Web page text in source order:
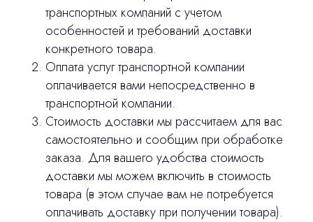
транспортных компаний с учетом
особенностей и требований доставки
конкретного товара.
Оплата услуг транспортной компании
оплачивается вами непосредственно в
транспортной компании.
Стоимость доставки мы рассчитаем для вас
самостоятельно и сообщим при обработке
заказа. Для вашего удобства стоимость
доставки мы можем включить в стоимость
товара (в этом случае вам не потребуется
оплачивать доставку при получении товара).
Остались вопросы
оставьте контакты, мы свяжемся и
ответим на все вопросы
© 2024 ЛС Дентал Групп